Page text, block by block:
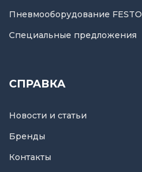
Пневмооборудование FESTO
Специальные предложения
СПРАВКА
Новости и статьи
Бренды
Контакты